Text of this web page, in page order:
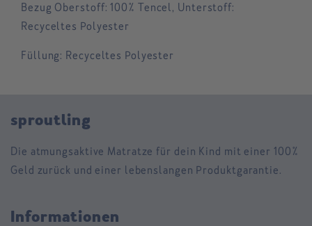
Bezug Oberstoff: 100% Tencel, Unterstoff:
Recyceltes Polyester
Füllung: Recyceltes Polyester
sproutling
Die atmungsaktive Matratze für dein Kind mit einer 100%
Geld zurück und einer lebenslangen Produktgarantie.
Informationen